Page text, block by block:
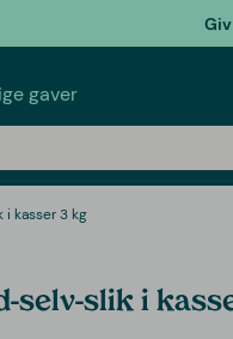
gaver
kasser 3 kg
selv-slik i